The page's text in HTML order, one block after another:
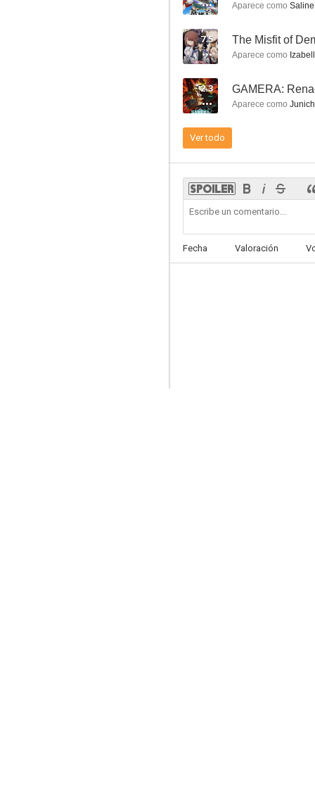
Mewkledreamy
Aparece como
7.5
Aparece como
2.3 GAMERA:
Aparece como
Ver todo
Fecha Valoración